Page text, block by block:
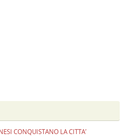
CONQUISTANO LA CITTA’